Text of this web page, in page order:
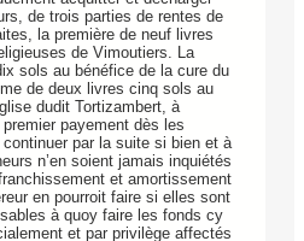
de trois parties de rentes de
la première de neuf livres
de Vimoutiers. La
sols au bénéfice de la cure du
de deux livres cinq sols au
dudit Tortizambert, à
payement dès les
par la suite si bien et à
n’en soient jamais inquiétés
et amortissement
en pourroit faire si elles sont
à quoy faire les fonds cy
et par privilège affectés